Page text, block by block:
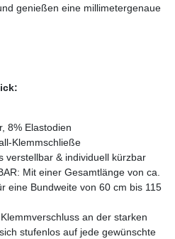
genießen eine millimetergenaue
8% Elastodien
Klemmschließe
verstellbar & individuell kürzbar
Mit einer Gesamtlänge von ca.
eine Bundweite von 60 cm bis 115
an der starken
stufenlos auf jede gewünschte